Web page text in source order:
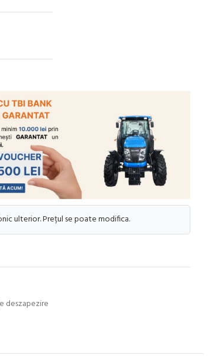
ulterior. Prețul se poate modifica.
deszapezire